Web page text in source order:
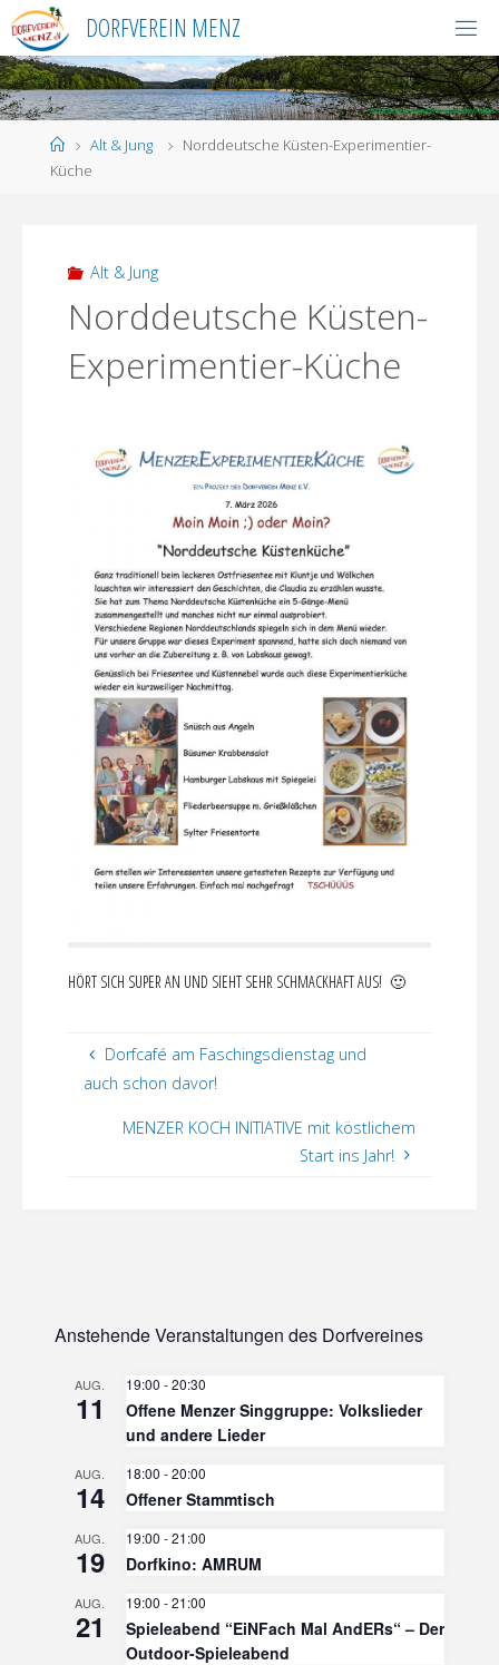
Skip
to
content
DORFVEREIN MENZ
HomeAlt & Jung
Norddeutsche Küsten-Experimentier-
Küche
Alt & Jung
Norddeutsche Küsten-
Experimentier-Küche
HÖRT SICH SUPER AN UND SIEHT SEHR SCHMACKHAFT AUS! 🙂
Dorfcafé am Faschingsdienstag und
auch schon davor!
MENZER KOCH INITIATIVE mit köstlichem
Start ins Jahr!
Anstehende Veranstaltungen des Dorfvereines
AUG.
11
19:00 -20:30
Offene Menzer Singgruppe: Volkslieder
und andere Lieder
AUG.
14
18:00 -20:00
Offener Stammtisch
AUG.
19
19:00 -21:00
Dorfkino: AMRUM
AUG.
21
19:00 -21:00
Spieleabend “EiNFach Mal AndERs“ – Der
Outdoor-Spieleabend